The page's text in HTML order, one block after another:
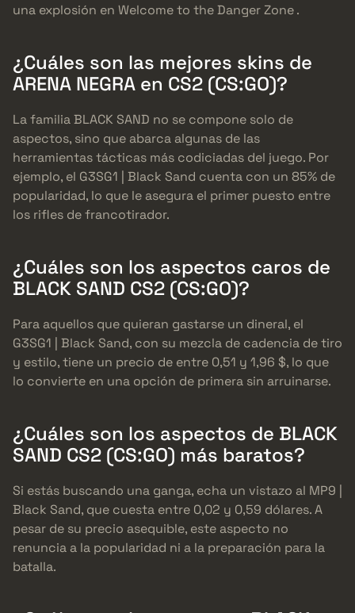
una explosión en Welcome to the Danger Zone .
¿Cuáles son las mejores skins de
ARENA NEGRA en CS2 (CS:GO)?
La familia BLACK SAND no se compone solo de
aspectos, sino que abarca algunas de las
herramientas tácticas más codiciadas del juego. Por
ejemplo, el G3SG1 | Black Sand cuenta con un 85% de
popularidad, lo que le asegura el primer puesto entre
los rifles de francotirador.
¿Cuáles son los aspectos caros de
BLACK SAND CS2 (CS:GO)?
Para aquellos que quieran gastarse un dineral, el
G3SG1 | Black Sand, con su mezcla de cadencia de tiro
y estilo, tiene un precio de entre 0,51 y 1,96 $, lo que
lo convierte en una opción de primera sin arruinarse.
¿Cuáles son los aspectos de BLACK
SAND CS2 (CS:GO) más baratos?
Si estás buscando una ganga, echa un vistazo al MP9 |
Black Sand, que cuesta entre 0,02 y 0,59 dólares. A
pesar de su precio asequible, este aspecto no
renuncia a la popularidad ni a la preparación para la
batalla.